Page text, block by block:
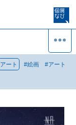
アート #絵画 #アート